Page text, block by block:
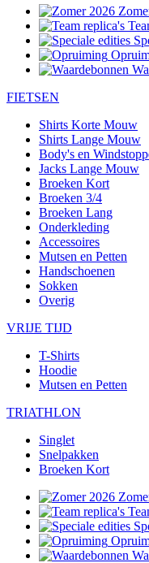
FIETSEN
Shirts Korte Mouw
Shirts Lange Mouw
Body's en
Jacks Lange Mouw
Broeken Kort
Broeken 3/4
Broeken Lang
Onderkleding
Accessoires
Mutsen en Petten
Handschoenen
Sokken
Overig
VRIJE TIJD
T-Shirts
Hoodie
Mutsen en Petten
TRIATHLON
Singlet
Snelpakken
Broeken Kort